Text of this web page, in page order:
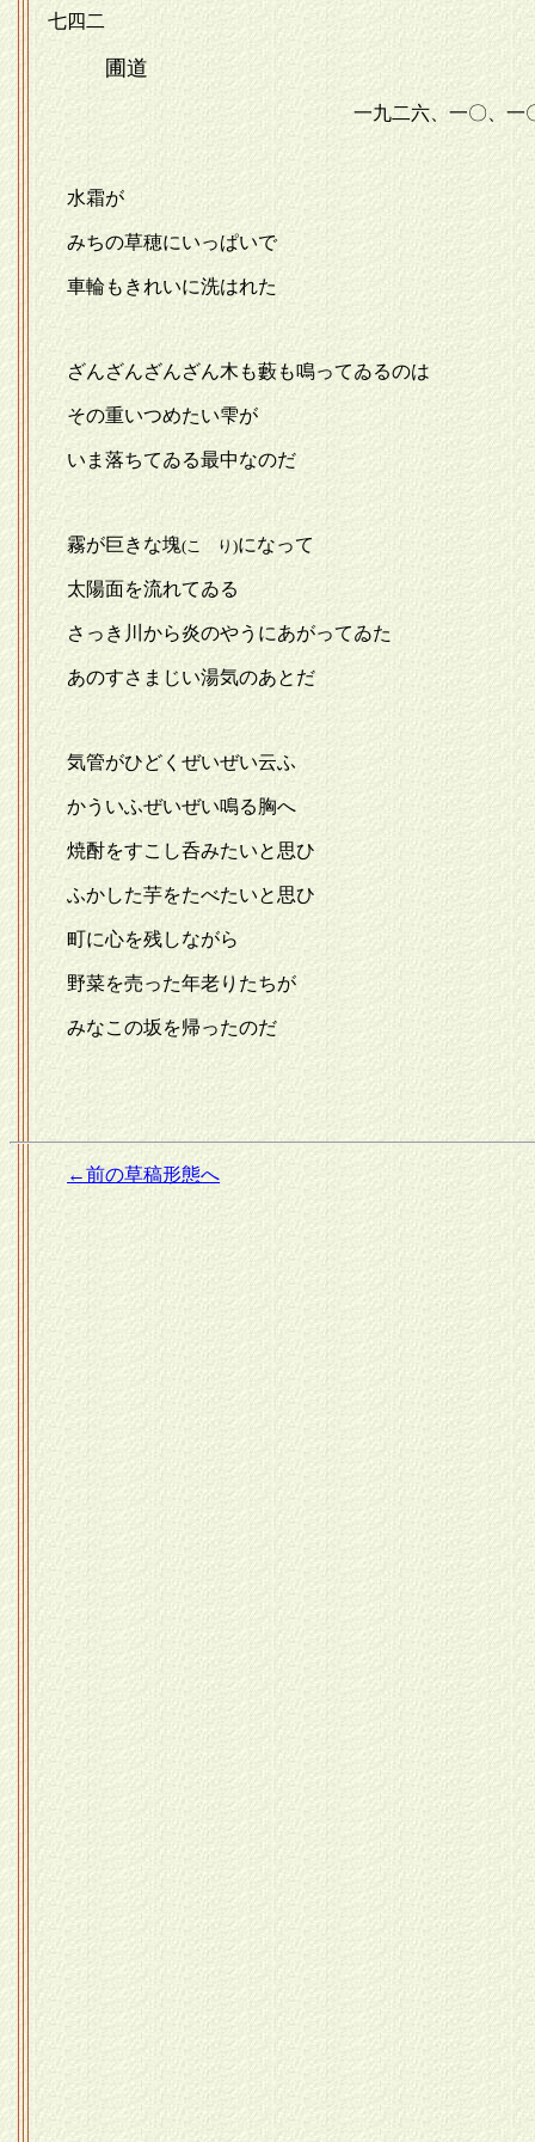
七四二
圃道
一九二六、一〇、一〇
水霜が
みちの草穂にいっぱいで
車輪もきれいに洗はれた
ざんざんざんざん木も藪も鳴ってゐるのは
その重いつめたい雫が
いま落ちてゐる最中なのだ
霧が巨きな塊(こゞり)になって
太陽面を流れてゐる
さっき川から炎のやうにあがってゐた
あのすさまじい湯気のあとだ
気管がひどくぜいぜい云ふ
かういふぜいぜい鳴る胸へ
焼酎をすこし呑みたいと思ひ
ふかした芋をたべたいと思ひ
町に心を残しながら
野菜を売った年老りたちが
みなこの坂を帰ったのだ
←前の草稿形態へ